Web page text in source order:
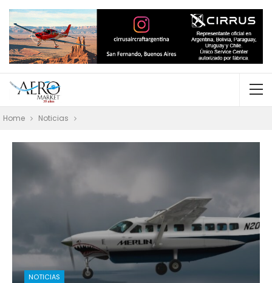
Home Noticias
NOTICIAS